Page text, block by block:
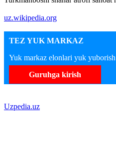
uz.wikipedia.org
TEZ YUK MARKAZ
Yuk markaz elonlari yuk
Guruhga kirish
Uzpedia.uz